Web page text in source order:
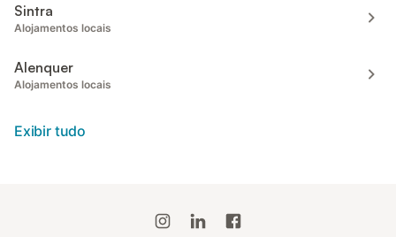
Sintra
Alojamentos locais
Alenquer
Alojamentos locais
Exibir tudo